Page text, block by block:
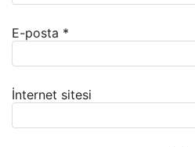
E-posta *
İnternet sitesi